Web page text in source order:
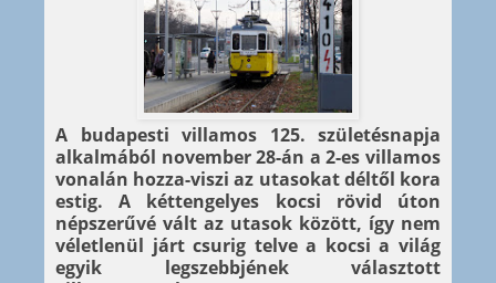
A budapesti villamos 125. születésnapja
alkalmából november 28-án a 2-es villamos
vonalán hozza-viszi az utasokat déltől kora
estig. A kéttengelyes kocsi rövid úton
népszerűvé vált az utasok között, így nem
véletlenül járt csurig telve a kocsi a világ
egyik legszebbjének választott